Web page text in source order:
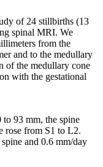
of 24 stillbirths (13
spinal MRI. We
from the
and to the medullary
of the medullary cone
with the gestational
93 mm, the spine
rose from S1 to L2.
and 0.6 mm/day